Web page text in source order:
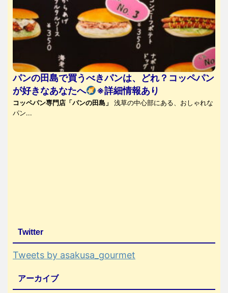
パンの田島で買うべきパンは、どれ？コッペパン
が好きなあなたへ
※詳細情報あり
コッペパン専門店「パンの田島」
浅草の中心部にある、おしゃれな
パン...
Twitter
Tweets by asakusa_gourmet
アーカイブ